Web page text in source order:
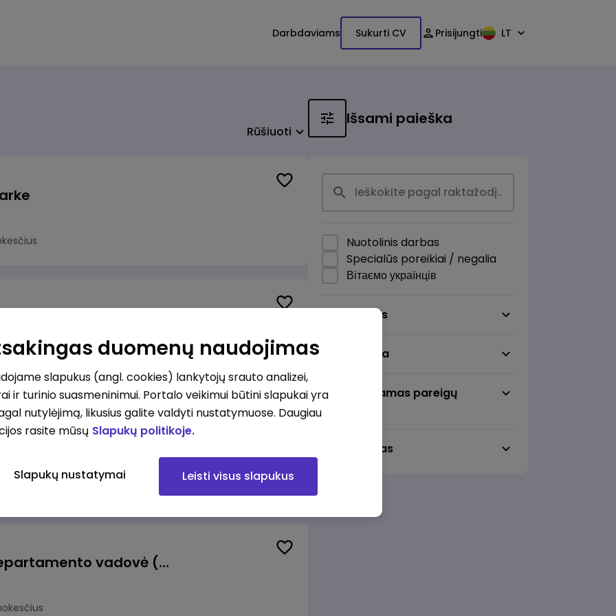
Darbdaviams Sukurti CV Prisijungti LT
Rūšiuoti
vadovas (-ė)
(-ė) (Vilnius, LT)
Veiklos atsparumo departamento vadovė (-as)
Išsami paieška
Nuotolinis darbas
Specialūs poreikiai / negalia
Вітаємо українців
Darbo sritis
Darbo vieta
Pageidaujamas pareigų
Darbo laikas
duomenų naudojimas
slapukus (angl. cookies) lankytojų srauto analizei,
ir turinio suasmeninimui. Portalo veikimui būtini slapukai yra
nutylėjimą, likusius galite valdyti nustatymuose. Daugiau
rasite mūsų Slapukų politikoje.
Slapukų nustatymai Leisti visus slapukus